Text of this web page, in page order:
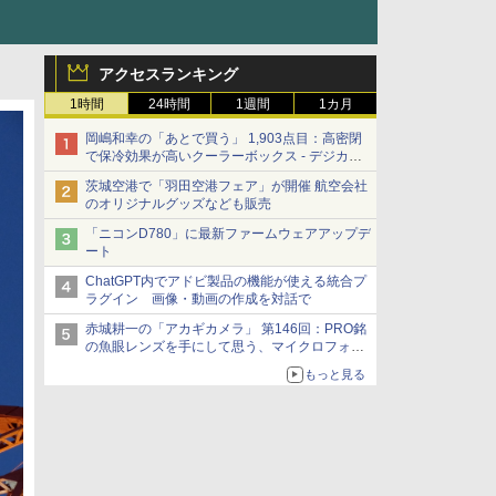
アクセスランキング
1時間 24時間 1週間 1カ月
岡嶋和幸の「あとで買う」 1,903点目：高密閉
で保冷効果が高いクーラーボックス - デジカメ
Watch
茨城空港で「羽田空港フェア」が開催 航空会社
のオリジナルグッズなども販売
「ニコンD780」に最新ファームウェアアップデ
ート
ChatGPT内でアドビ製品の機能が使える統合プ
ラグイン 画像・動画の作成を対話で
赤城耕一の「アカギカメラ」 第146回：PRO銘
の魚眼レンズを手にして思う、マイクロフォー
もっと見る